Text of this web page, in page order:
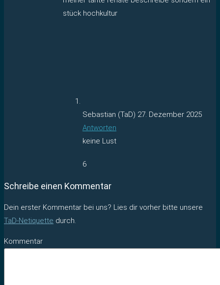
stück hochkultur
Sebastian (TaD) 27. Dezember 2025
Antworten
keine Lust
6
Schreibe einen Kommentar
Dein erster Kommentar bei uns? Lies dir vorher bitte unsere
TaD-Netiquette durch.
Kommentar